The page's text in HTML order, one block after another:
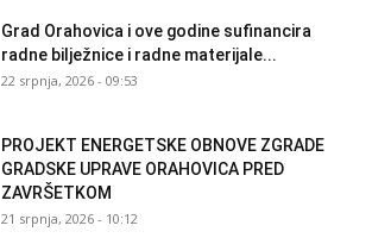
Grad Orahovica i ove godine sufinancira
radne bilježnice i radne materijale...
22 srpnja, 2026 - 09:53
PROJEKT ENERGETSKE OBNOVE ZGRADE
GRADSKE UPRAVE ORAHOVICA PRED
ZAVRŠETKOM
21 srpnja, 2026 - 10:12